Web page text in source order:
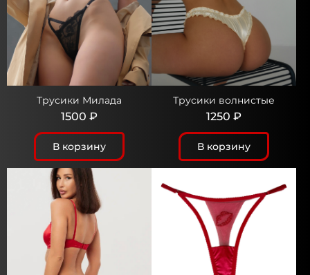
Трусики Милада
1500 ₽
В корзину
Трусики волнистые
1250 ₽
В корзину